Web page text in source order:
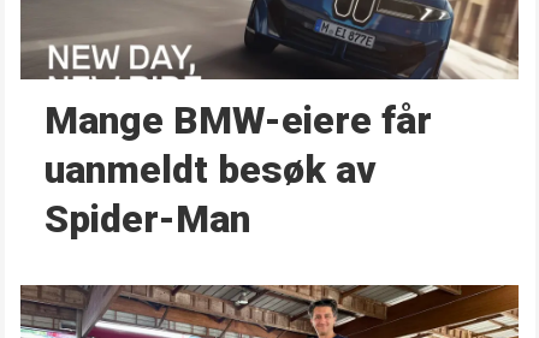
Mange BMW-eiere får
uanmeldt besøk av
Spider-Man